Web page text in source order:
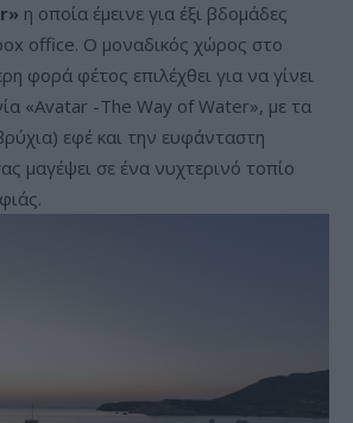
η οποία έμεινε για έξι βδομάδες
office. Ο μοναδικός χώρος στο
φορά φέτος επιλέχθει για να γίνει
«Avatar -The Way of Water», με τα
εφέ και την ευφάνταστη
μαγέψει σε ένα νυχτερινό τοπίο